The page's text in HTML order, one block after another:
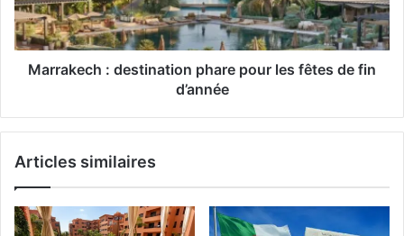
è
m
e
s
d
é
e
c
h
t
a
Marrakech : destination phare pour les fêtes de fin
d’année
Articles similaires